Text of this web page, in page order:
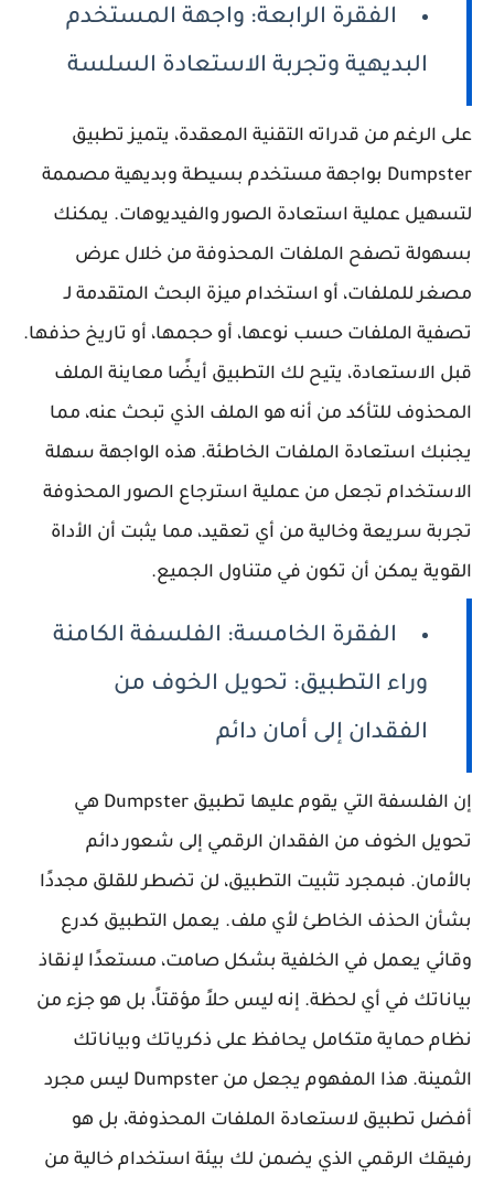
الفقرة الرابعة: واجهة المستخدم
البديهية وتجربة الاستعادة السلسة
على الرغم من قدراته التقنية المعقدة، يتميز تطبيق
Dumpster بواجهة مستخدم بسيطة وبديهية مصممة
لتسهيل عملية استعادة الصور والفيديوهات. يمكنك
بسهولة تصفح الملفات المحذوفة من خلال عرض
مصغر للملفات، أو استخدام ميزة البحث المتقدمة لـ
تصفية الملفات حسب نوعها، أو حجمها، أو تاريخ حذفها.
قبل الاستعادة، يتيح لك التطبيق أيضًا معاينة الملف
المحذوف للتأكد من أنه هو الملف الذي تبحث عنه، مما
يجنبك استعادة الملفات الخاطئة. هذه الواجهة سهلة
الاستخدام تجعل من عملية استرجاع الصور المحذوفة
تجربة سريعة وخالية من أي تعقيد، مما يثبت أن الأداة
القوية يمكن أن تكون في متناول الجميع.
الفقرة الخامسة: الفلسفة الكامنة
وراء التطبيق: تحويل الخوف من
الفقدان إلى أمان دائم
إن الفلسفة التي يقوم عليها تطبيق Dumpster هي
تحويل الخوف من الفقدان الرقمي إلى شعور دائم
بالأمان. فبمجرد تثبيت التطبيق، لن تضطر للقلق مجددًا
بشأن الحذف الخاطئ لأي ملف. يعمل التطبيق كدرع
وقائي يعمل في الخلفية بشكل صامت، مستعدًا لإنقاذ
بياناتك في أي لحظة. إنه ليس حلاً مؤقتاً، بل هو جزء من
نظام حماية متكامل يحافظ على ذكرياتك وبياناتك
الثمينة. هذا المفهوم يجعل من Dumpster ليس مجرد
أفضل تطبيق لاستعادة الملفات المحذوفة، بل هو
رفيقك الرقمي الذي يضمن لك بيئة استخدام خالية من